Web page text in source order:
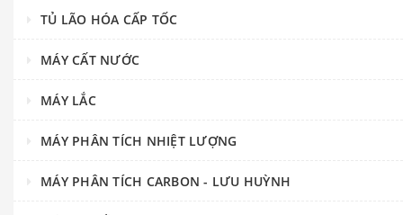
TỦ LÃO HÓA CẤP TỐC
MÁY CẤT NƯỚC
MÁY LẮC
MÁY PHÂN TÍCH NHIỆT LƯỢNG
MÁY PHÂN TÍCH CARBON - LƯU HUỲNH